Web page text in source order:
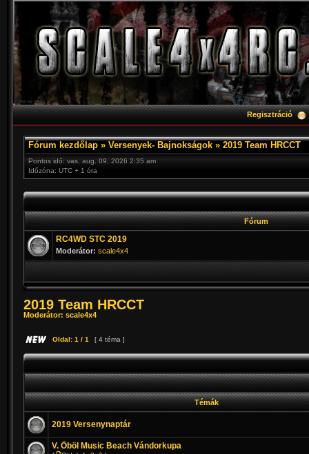
Regisztráció
Fórum kezdőlap » Versenyek- Bajnokságok » 2019 Team HRCCT
Pontos idő: vas. aug. 09, 2026 2:35 am
Időzóna: UTC + 1 óra
Fórum
RC4WD STC 2019
Moderátor: scale4x4
2019 Team HRCCT
Moderátor: scale4x4
Oldal: 1 / 1 [ 4 téma ]
Témák
2019 Versenynaptár
V. Öböl Music Beach Vándorkupa